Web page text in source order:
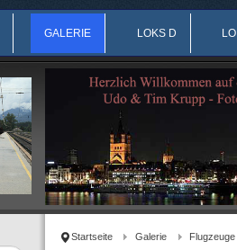
GALERIE LOKS D
Startseite Galerie Flugzeuge